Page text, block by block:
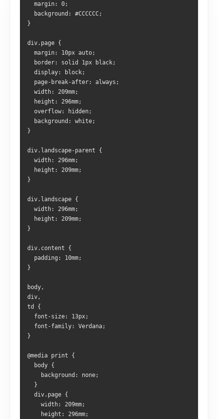
  margin: 0;
  background: #CCCCCC;
}
div.page {
  margin: 10px auto;
  border: solid 1px black;
  display: block;
  page-break-after: always;
  width: 209mm;
  height: 296mm;
  overflow: hidden;
  background: white;
}
div.landscape-parent {
  width: 296mm;
  height: 209mm;
}
div.landscape {
  width: 296mm;
  height: 209mm;
}
div.content {
  padding: 10mm;
}
body,
div,
td {
  font-size: 13px;
  font-family: Verdana;
}
@media print {
  body {
    background: none;
  }
  div.page {
    width: 209mm;
    height: 296mm;